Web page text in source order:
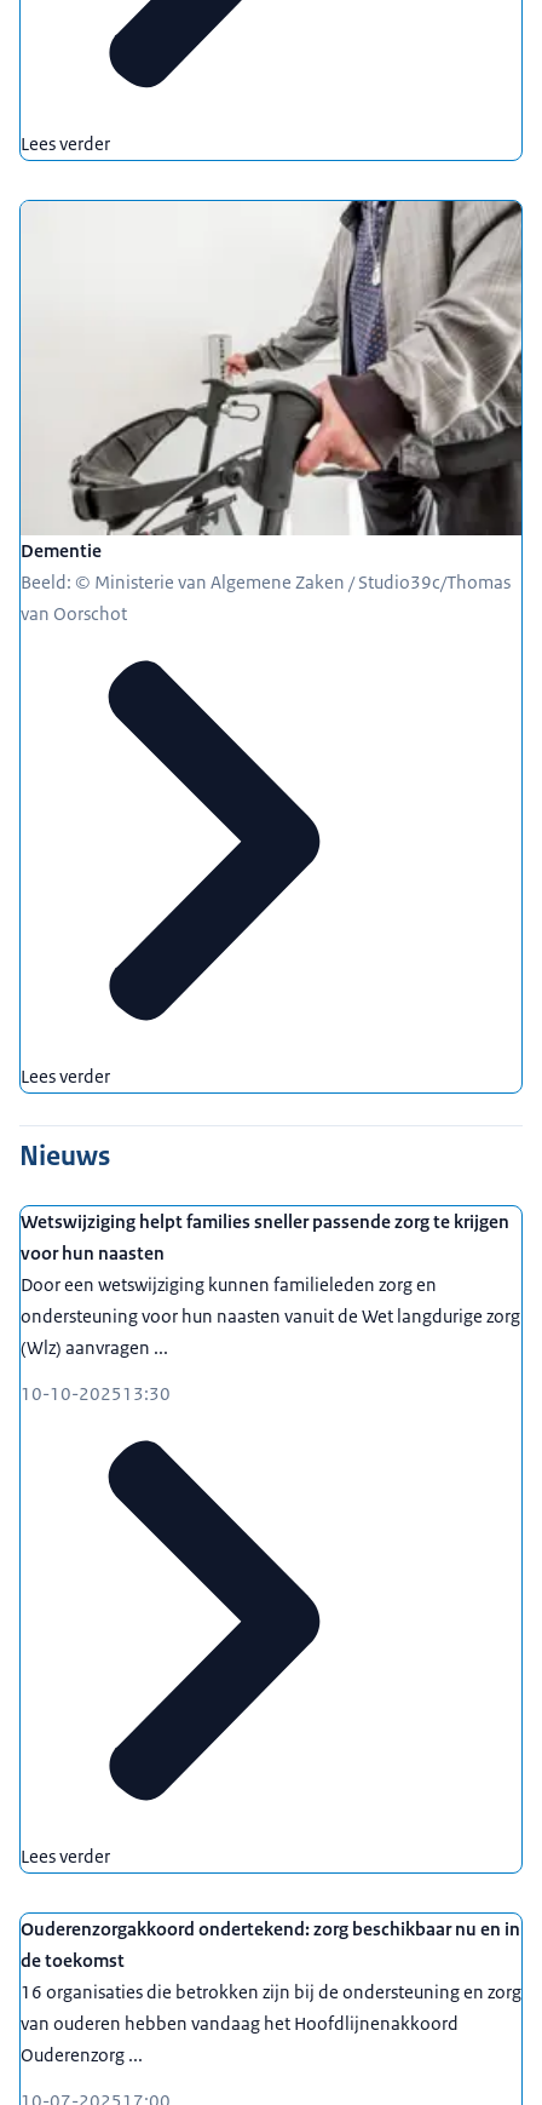
Lees verder
Dementie
Beeld: © Ministerie van Algemene Zaken / Studio39c/Thomas
van Oorschot
Lees verder
Nieuws
Wetswijziging helpt families sneller passende zorg te krijgen
voor hun naasten
Door een wetswijziging kunnen familieleden zorg en
ondersteuning voor hun naasten vanuit de Wet langdurige zorg
(Wlz) aanvragen ...
10-10-202513:30
Lees verder
Ouderenzorgakkoord ondertekend: zorg beschikbaar nu en in
de toekomst
16 organisaties die betrokken zijn bij de ondersteuning en zorg
van ouderen hebben vandaag het Hoofdlijnenakkoord
Ouderenzorg ...